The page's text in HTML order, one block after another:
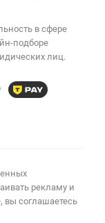
в сфере
подборе
лиц.
рекламу и
вы соглашаетесь